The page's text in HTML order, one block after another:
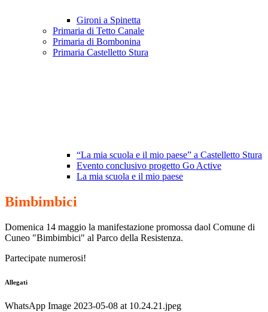
Gironi a Spinetta
Primaria di Tetto Canale
Primaria di Bombonina
Primaria Castelletto Stura
“La mia scuola e il mio paese” a Castelletto Stura
Evento conclusivo progetto Go Active
La mia scuola e il mio paese
Bimbimbici
Domenica 14 maggio la manifestazione promossa daol Comune di
Cuneo "Bimbimbici" al Parco della Resistenza.
Partecipate numerosi!
Allegati
WhatsApp Image 2023-05-08 at 10.24.21.jpeg